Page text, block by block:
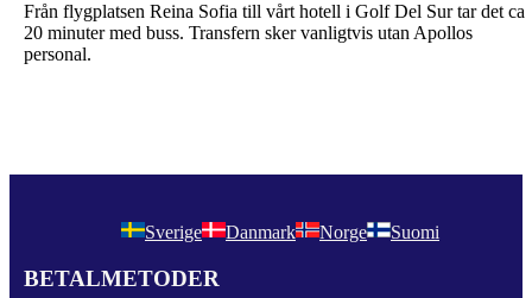
Från flygplatsen Reina Sofia till vårt hotell i Golf Del Sur tar det ca
20 minuter med buss. Transfern sker vanligtvis utan Apollos
personal.
Sverige Danmark Norge Suomi
BETALMETODER